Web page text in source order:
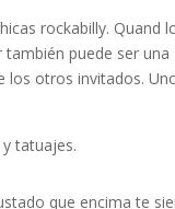
rockabilly. Quand
puede ser una
los otros invitados.
tatuajes.
que encima te